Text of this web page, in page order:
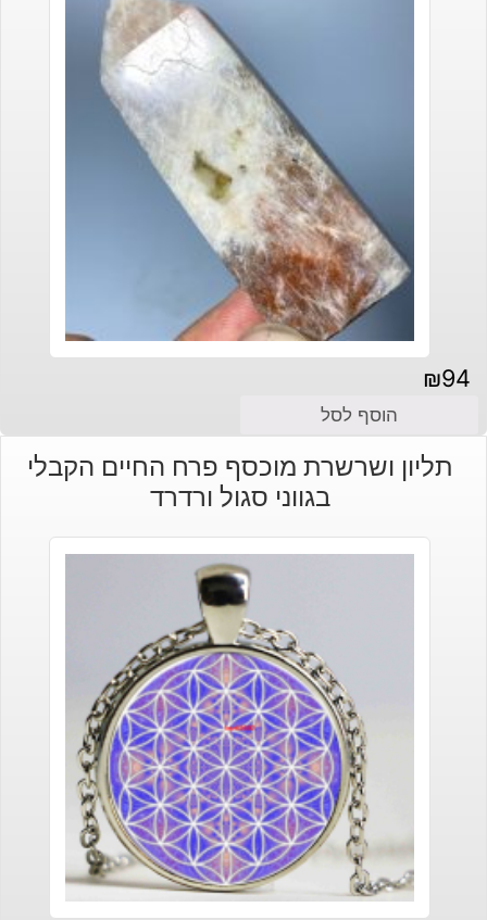
₪94
הוסף לסל
תליון ושרשרת מוכסף פרח החיים הקבלי
בגווני סגול ורדרד